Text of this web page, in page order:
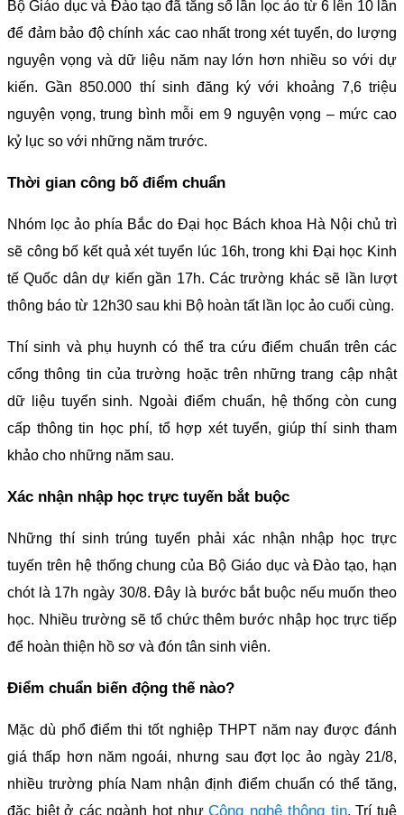
Bộ Giáo dục và Đào tạo đã tăng số lần lọc ảo từ 6 lên 10 lần
để đảm bảo độ chính xác cao nhất trong xét tuyển, do lượng
nguyện vọng và dữ liệu năm nay lớn hơn nhiều so với dự
kiến. Gần 850.000 thí sinh đăng ký với khoảng 7,6 triệu
nguyện vọng, trung bình mỗi em 9 nguyện vọng – mức cao
kỷ lục so với những năm trước.
Thời gian công bố điểm chuẩn
Nhóm lọc ảo phía Bắc do Đại học Bách khoa Hà Nội chủ trì
sẽ công bố kết quả xét tuyển lúc 16h, trong khi Đại học Kinh
tế Quốc dân dự kiến gần 17h. Các trường khác sẽ lần lượt
thông báo từ 12h30 sau khi Bộ hoàn tất lần lọc ảo cuối cùng.
Thí sinh và phụ huynh có thể tra cứu điểm chuẩn trên các
cổng thông tin của trường hoặc trên những trang cập nhật
dữ liệu tuyển sinh. Ngoài điểm chuẩn, hệ thống còn cung
cấp thông tin học phí, tổ hợp xét tuyển, giúp thí sinh tham
khảo cho những năm sau.
Xác nhận nhập học trực tuyến bắt buộc
Những thí sinh trúng tuyển phải xác nhận nhập học trực
tuyến trên hệ thống chung của Bộ Giáo dục và Đào tạo, hạn
chót là 17h ngày 30/8. Đây là bước bắt buộc nếu muốn theo
học. Nhiều trường sẽ tổ chức thêm bước nhập học trực tiếp
để hoàn thiện hồ sơ và đón tân sinh viên.
Điểm chuẩn biến động thế nào?
Mặc dù phổ điểm thi tốt nghiệp THPT năm nay được đánh
giá thấp hơn năm ngoái, nhưng sau đợt lọc ảo ngày 21/8,
nhiều trường phía Nam nhận định điểm chuẩn có thể tăng,
đặc biệt ở các ngành hot nhưCông nghệ thông tin, Trí tuệ